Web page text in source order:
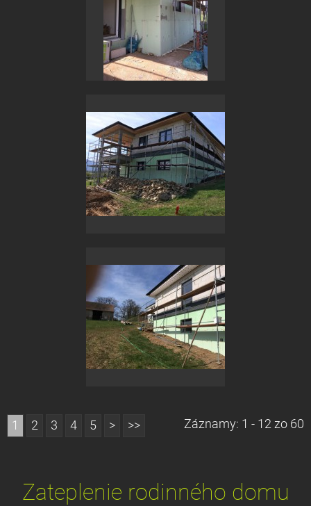
Záznamy: 1 - 12 zo 60
1 2 3 4 5 > >>
Zateplenie rodinného domu